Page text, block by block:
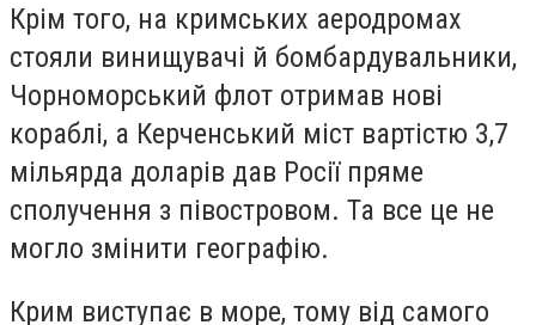
Крім того, на кримських аеродромах
стояли винищувачі й бомбардувальники,
Чорноморський флот отримав нові
кораблі, а Керченський міст вартістю 3,7
мільярда доларів дав Росії пряме
сполучення з півостровом. Та все це не
могло змінити географію.
Крим виступає в море, тому від самого